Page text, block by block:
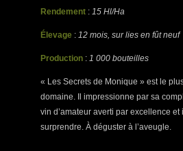
Rendement : 15 Hl/Ha
Élevage : 12 mois, sur lies en fût neuf
Production : 1 000 bouteilles
« Les Secrets de Monique » est le
domaine. Il impressionne par sa
vin d’amateur averti par excellence
surprendre. À déguster à l’aveugle.